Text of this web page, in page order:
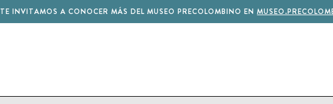
TE INVITAMOS A CONOCER MÁS DEL MUSEO PRECOLOMBINO EN